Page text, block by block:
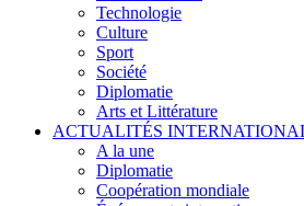
Technologie
Culture
Sport
Société
Diplomatie
Arts et Littérature
ACTUALITÉS
A la une
Diplomatie
Coopération mondiale